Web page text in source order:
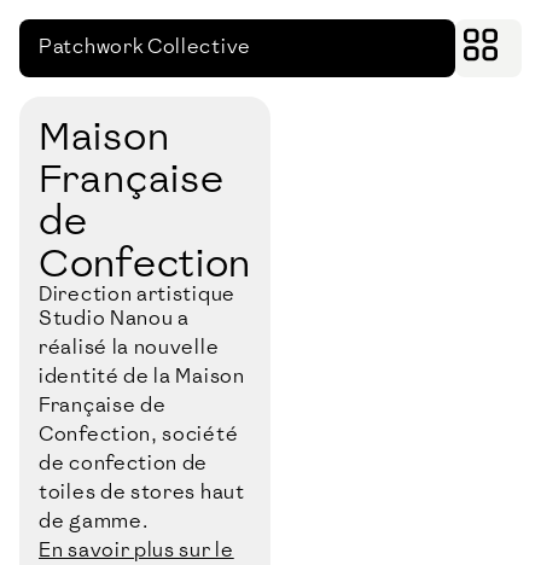
Patchwork Collective
Maison
Française
de
Confection
Direction artistique
Studio Nanou a
réalisé la nouvelle
identité de la Maison
Française de
Confection, société
de confection de
toiles de stores haut
de gamme.
En savoir plus sur le